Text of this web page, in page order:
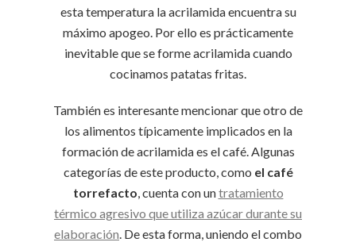
esta temperatura la acrilamida encuentra su
máximo apogeo. Por ello es prácticamente
inevitable que se forme acrilamida cuando
cocinamos patatas fritas.
También es interesante mencionar que otro de
los alimentos típicamente implicados en la
formación de acrilamida es el café. Algunas
categorías de este producto, como el café
torrefacto, cuenta con untratamiento
térmico agresivo que utiliza azúcar durante su
elaboración. De esta forma, uniendo el combo